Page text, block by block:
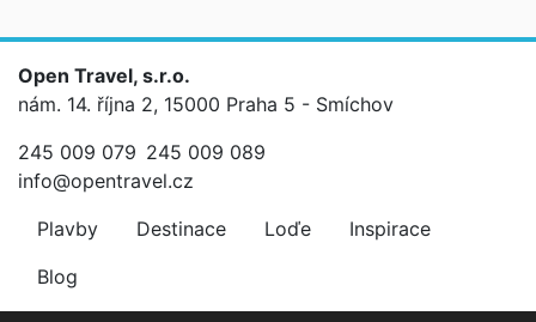
Open Travel, s.r.o.
nám. 14. října 2, 15000 Praha 5 - Smíchov
245 009 079 245 009 089
info@opentravel.cz
Plavby
Destinace Loďe
Inspirace
Blog